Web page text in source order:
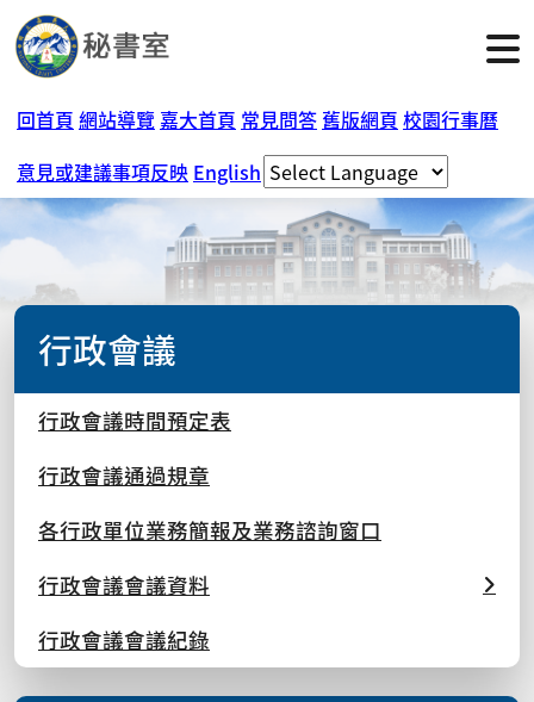
回首頁 網站導覽 嘉大首頁 常見問答 舊版網頁 校園行事曆
意見或建議事項反映 English
行政會議
行政會議時間預定表
行政會議通過規章
各行政單位業務簡報及業務諮詢窗口
行政會議會議資料
行政會議會議紀錄